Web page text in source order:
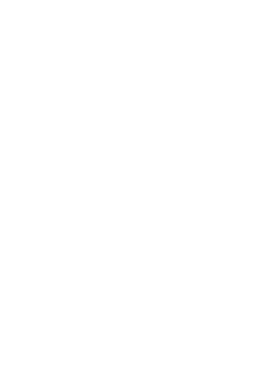
calidad para tus proyectos y
todo lo que tenemos para
de Ganchos Metálicos en Sodimac.
de renovación y decoración.